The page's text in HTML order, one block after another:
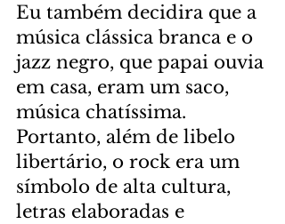
Eu também decidira que a
música clássica branca e o
jazz negro, que papai ouvia
em casa, eram um saco,
música chatíssima.
Portanto, além de libelo
libertário, o rock era um
símbolo de alta cultura,
letras elaboradas e